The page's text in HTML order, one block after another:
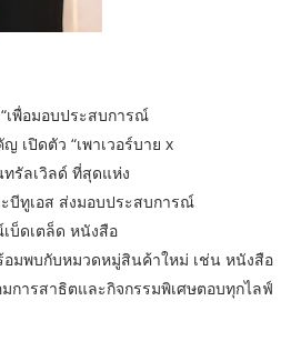
เพื่อมอบประสบการณ์
เปิดตัว “เพาเวอร์บาย x
รัลเวิลด์ ที่สุดแห่ง
บีทูเอส ส่งมอบประสบการณ์
บ็ดเตล็ด หนังสือ
อมพบกับหมวดหมู่สินค้าใหม่ เช่น หนังสือ
ารสาธิตและกิจกรรมพิเศษตอบทุกไลฟ์